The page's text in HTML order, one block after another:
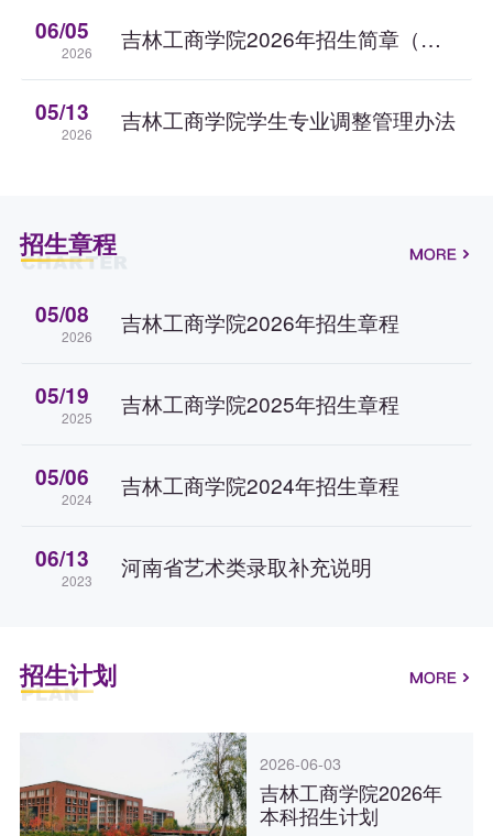
06/05
2026 吉林工商学院2026年招生简章（含各专业介绍）
05/13
2026 吉林工商学院学生专业调整管理办法
招生章程
05/08
2026 吉林工商学院2026年招生章程
05/19
2025 吉林工商学院2025年招生章程
05/06
2024 吉林工商学院2024年招生章程
06/13
2023 河南省艺术类录取补充说明
招生计划
2026-06-03
吉林工商学院2026年
本科招生计划